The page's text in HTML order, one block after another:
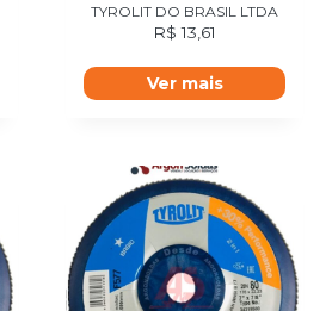
TYROLIT DO BRASIL LTDA
R$ 13,61
Ver mais